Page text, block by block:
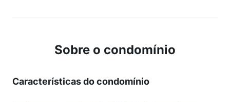
Sobre o condomínio
Características do condomínio